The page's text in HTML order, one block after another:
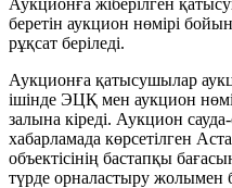
Аукционға жіберілген
беретін аукцион нөмірі
рұқсат беріледі.
Аукционға қатысушылар
ішінде ЭЦҚ мен аукцион
залына кіреді. Аукцион
хабарламада көрсетілген
объектісінің бастапқы
түрде орналастыру жолымен